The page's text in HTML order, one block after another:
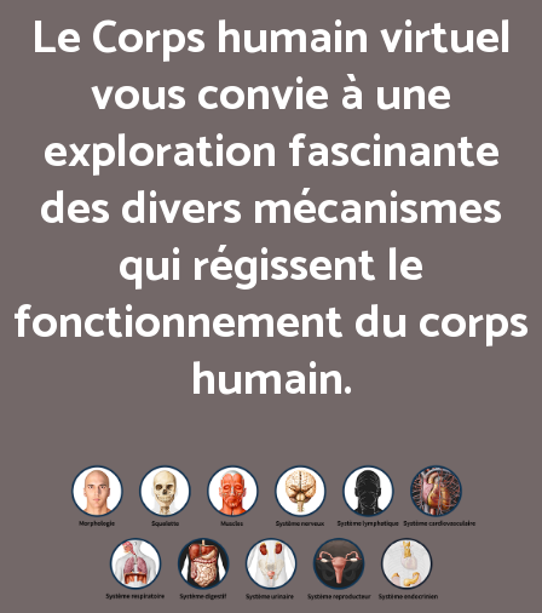
Le Corps humain virtuel
vous convie à une
exploration fascinante
des divers mécanismes
qui régissent le
fonctionnement du corps
humain.